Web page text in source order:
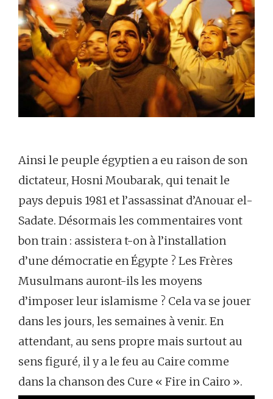
Ainsi le peuple égyptien a eu raison de son
dictateur, Hosni Moubarak, qui tenait le
pays depuis 1981 et l’assassinat d’Anouar el-
Sadate. Désormais les commentaires vont
bon train : assistera t-on à l’installation
d’une démocratie en Égypte ? Les Frères
Musulmans auront-ils les moyens
d’imposer leur islamisme ? Cela va se jouer
dans les jours, les semaines à venir. En
attendant, au sens propre mais surtout au
sens figuré, il y a le feu au Caire comme
dans la chanson des Cure « Fire in Cairo ».